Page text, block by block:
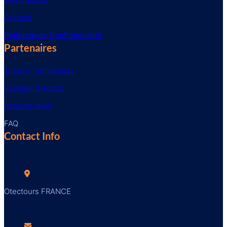
Contact
Politique de Confidentialité
Partenaires
Tutos Informatiques
Voyager à Rodez
Acheter Malin
FAQ
Contact Info
Otectours FRANCE